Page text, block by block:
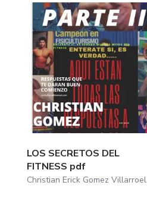
LOS SECRETOS DEL
FITNESS pdf
Christian Erick Gomez Villarroel